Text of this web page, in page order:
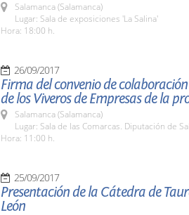
Salamanca (Salamanca)
Lugar: Sala de exposiciones 'La Salina'
Hora: 18:00 h.
26/09/2017
Firma del convenio de
de los Viveros de Empresas de la
Salamanca (Salamanca)
Lugar: Sala de las Comarcas. Diputación de
Hora: 11:00 h.
25/09/2017
Presentación de la Cátedra de
León